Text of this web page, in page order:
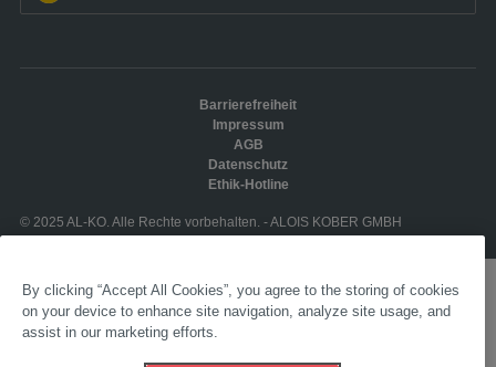
© 2025 AL-KO. Alle Rechte vorbehalten. - ALOIS KOBER GMBH
Barrierefreiheit
Impressum
AGB
Datenschutz
Ethik-Hotline
By clicking “Accept All Cookies”, you agree to the storing of cookies
on your device to enhance site navigation, analyze site usage, and
assist in our marketing efforts.